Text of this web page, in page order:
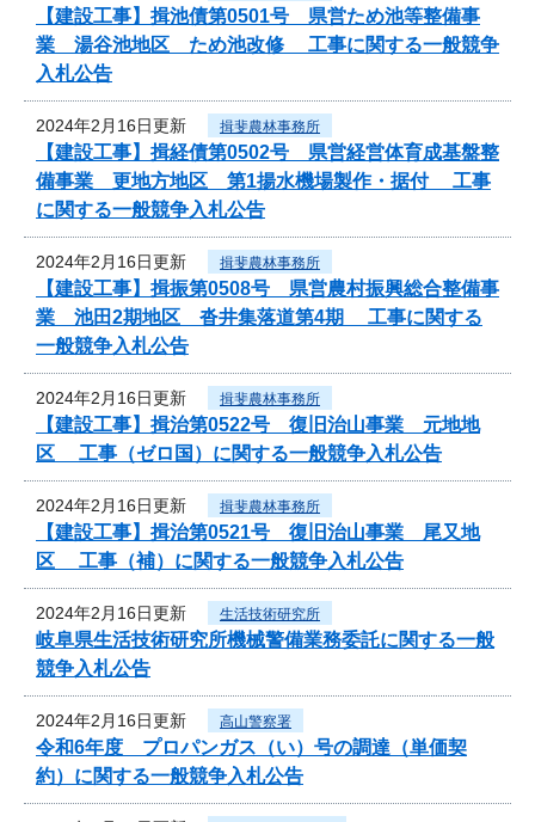
【建設工事】揖池債第0501号 県営ため池等整備事
業 湯谷池地区 ため池改修 工事に関する一般競争
入札公告
2024年2月16日更新 揖斐農林事務所
【建設工事】揖経債第0502号 県営経営体育成基盤整
備事業 更地方地区 第1揚水機場製作・据付 工事
に関する一般競争入札公告
2024年2月16日更新 揖斐農林事務所
【建設工事】揖振第0508号 県営農村振興総合整備事
業 池田2期地区 沓井集落道第4期 工事に関する
一般競争入札公告
2024年2月16日更新 揖斐農林事務所
【建設工事】揖治第0522号 復旧治山事業 元地地
区 工事（ゼロ国）に関する一般競争入札公告
2024年2月16日更新 揖斐農林事務所
【建設工事】揖治第0521号 復旧治山事業 尾又地
区 工事（補）に関する一般競争入札公告
2024年2月16日更新 生活技術研究所
岐阜県生活技術研究所機械警備業務委託に関する一般
競争入札公告
2024年2月16日更新 高山警察署
令和6年度 プロパンガス（い）号の調達（単価契
約）に関する一般競争入札公告